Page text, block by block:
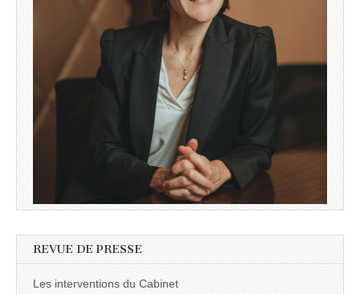
REVUE DE PRESSE
Les interventions du Cabinet